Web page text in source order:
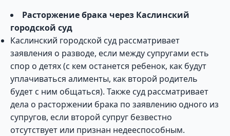
Расторжение брака через Каслинский
городской суд
Каслинский городской суд рассматривает
заявления о разводе, если между супругами есть
спор о детях (с кем останется ребенок, как будут
уплачиваться алименты, как второй родитель
будет с ним общаться). Также суд рассматривает
дела о расторжении брака по заявлению одного из
супругов, если второй супруг безвестно
отсутствует или признан недееспособным.